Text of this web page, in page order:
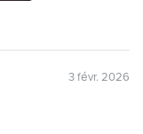
3 févr. 2026